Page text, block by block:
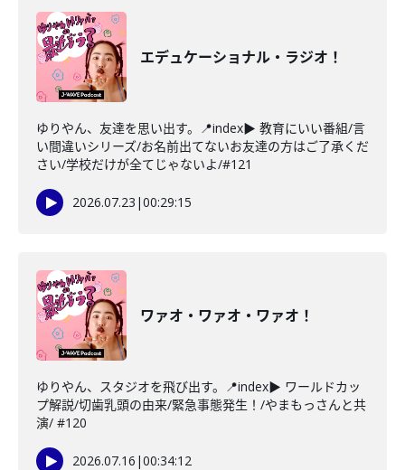
エデュケーショナル・ラジオ！
ゆりやん、友達を思い出す。📍index▶ 教育にいい番組/言
い間違いシリーズ/お名前出てないお友達の方はご了承くだ
さい/学校だけが全てじゃないよ/#121
2026.07.23 |00:29:15
ワァオ・ワァオ・ワァオ！
ゆりやん、スタジオを飛び出す。📍index▶ ワールドカッ
プ解説/切歯乳頭の由来/緊急事態発生！/やまもっさんと共
演/ #120
2026.07.16 |00:34:12